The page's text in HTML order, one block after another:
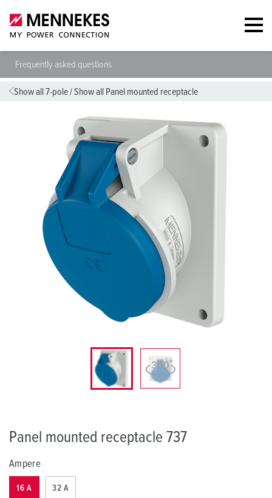
Frequently asked questions
Show all 7-pole/Show all Panel mounted receptacle
Panel mounted receptacle 737
Ampere
16 A 32 A